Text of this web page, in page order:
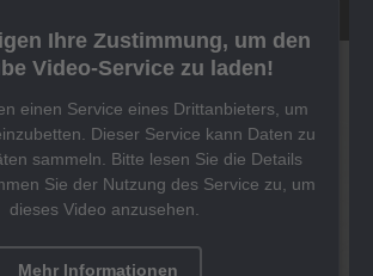
Ihre Zustimmung, um den
Video-Service zu laden!
einen Service eines Drittanbieters, um
Dieser Service kann Daten zu
sammeln. Bitte lesen Sie die Details
Sie der Nutzung des Service zu, um
dieses Video anzusehen.
Mehr Informationen